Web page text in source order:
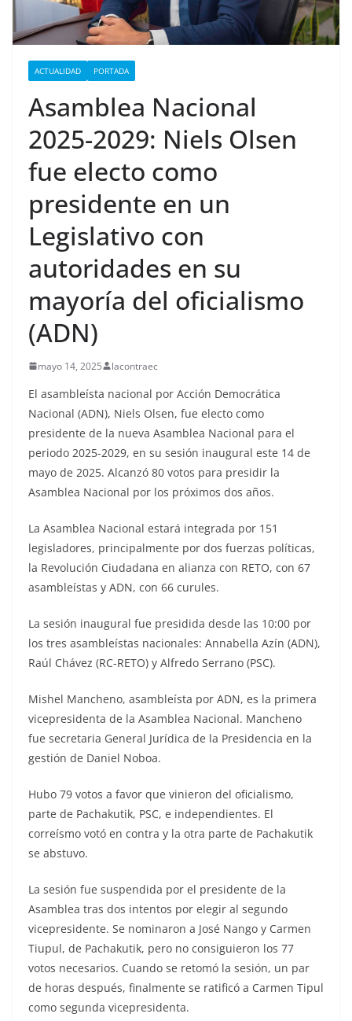
ACTUALIDAD PORTADA
Asamblea Nacional
2025-2029: Niels Olsen
fue electo como
presidente en un
Legislativo con
autoridades en su
mayoría del oficialismo
(ADN)
mayo 14, 2025 lacontraec
El asambleísta nacional por Acción Democrática
Nacional (ADN), Niels Olsen, fue electo como
presidente de la nueva Asamblea Nacional para el
periodo 2025-2029, en su sesión inaugural este 14 de
mayo de 2025. Alcanzó 80 votos para presidir la
Asamblea Nacional por los próximos dos años.
La Asamblea Nacional estará integrada por 151
legisladores, principalmente por dos fuerzas políticas,
la Revolución Ciudadana en alianza con RETO, con 67
asambleístas y ADN, con 66 curules.
La sesión inaugural fue presidida desde las 10:00 por
los tres asambleístas nacionales: Annabella Azín (ADN),
Raúl Chávez (RC-RETO) y Alfredo Serrano (PSC).
Mishel Mancheno, asambleísta por ADN, es la primera
vicepresidenta de la Asamblea Nacional. Mancheno
fue secretaria General Jurídica de la Presidencia en la
gestión de Daniel Noboa.
Hubo 79 votos a favor que vinieron del oficialismo,
parte de Pachakutik, PSC, e independientes. El
correísmo votó en contra y la otra parte de Pachakutik
se abstuvo.
La sesión fue suspendida por el presidente de la
Asamblea tras dos intentos por elegir al segundo
vicepresidente. Se nominaron a José Nango y Carmen
Tiupul, de Pachakutik, pero no consiguieron los 77
votos necesarios. Cuando se retomó la sesión, un par
de horas después, finalmente se ratificó a Carmen Tipul
como segunda vicepresidenta.